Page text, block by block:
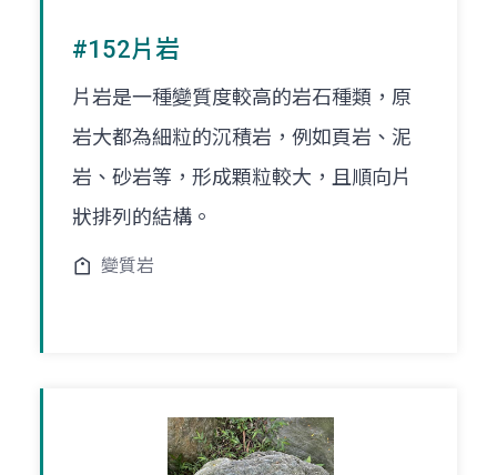
#152片岩
片岩是一種變質度較高的岩石種類，原
岩大都為細粒的沉積岩，例如頁岩、泥
岩、砂岩等，形成顆粒較大，且順向片
狀排列的結構。
變質岩